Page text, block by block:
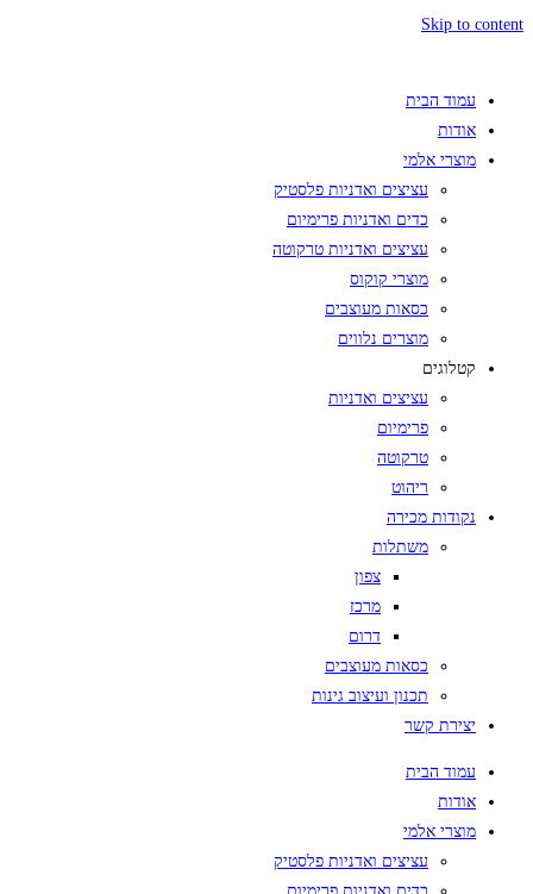
Skip to content
עמוד הבית
אודות
מוצרי אלמי
עציצים ואדניות פלסטיק
כדים ואדניות פרימיום
עציצים ואדניות טרקוטה
מוצרי קוקוס
כסאות מעוצבים
מוצרים נלווים
קטלוגים
עציצים ואדניות
פרימיום
טרקוטה
ריהוט
נקודות מכירה
משתלות
צפון
מרכז
דרום
כסאות מעוצבים
תכנון ועיצוב גינות
יצירת קשר
עמוד הבית
אודות
מוצרי אלמי
עציצים ואדניות פלסטיק